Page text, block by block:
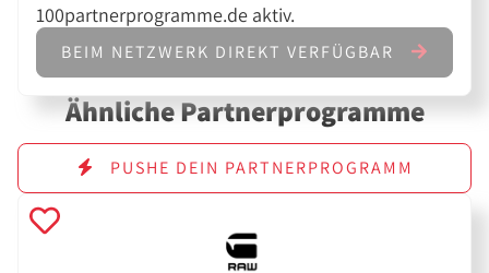
100partnerprogramme.de aktiv.
BEIM NETZWERK DIREKT VERFÜGBAR
Ähnliche Partnerprogramme
PUSHE DEIN PARTNERPROGRAMM